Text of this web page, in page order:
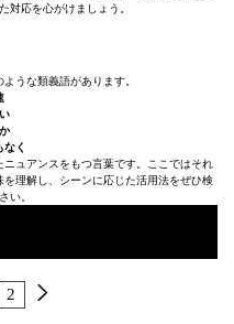
対応を心がけましょう。
うな類義語があります。
なく
ュアンスをもつ言葉です。ここではそれ
理解し、シーンに応じた活用法をぜひ検
い。
2